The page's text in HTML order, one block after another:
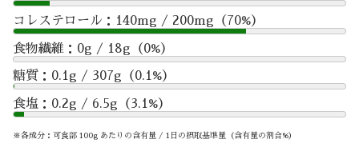
コレステロール：140mg / 200mg（70%）
食物繊維：0g / 18g（0%）
糖質：0.1g / 307g（0.1%）
食塩：0.2g / 6.5g（3.1%）
※各成分：可食部 100g あたりの含有量 / 1日の摂取基準量（含有量の割合%）